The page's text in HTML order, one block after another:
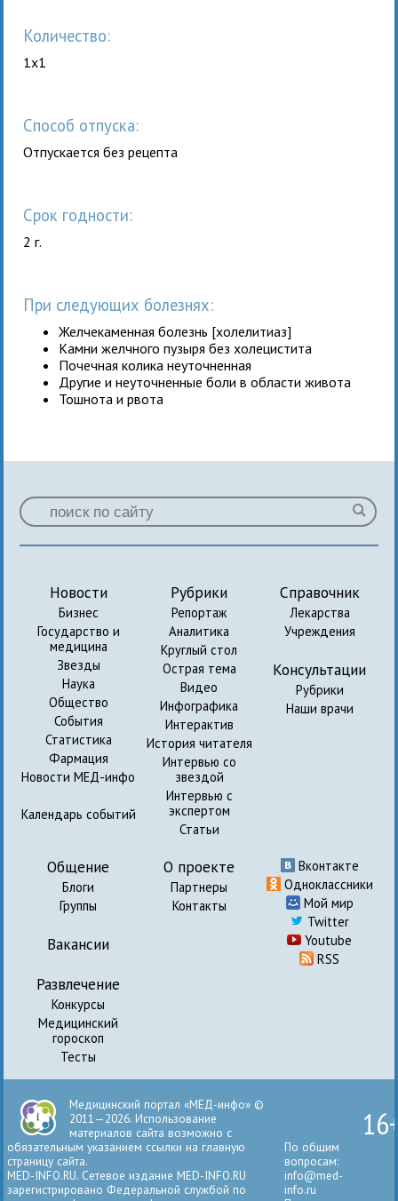
Количество:
1x1
Способ отпуска:
Отпускается без рецепта
Срок годности:
2 г.
При следующих болезнях:
Желчекаменная болезнь [холелитиаз]
Камни желчного пузыря без холецистита
Почечная колика неуточненная
Другие и неуточненные боли в области живота
Тошнота и рвота
Новости
Бизнес
Государство и
медицина
Звезды
Наука
Общество
События
Статистика
Фармация
Новости МЕД-инфо
Календарь событий
Рубрики
Репортаж
Аналитика
Круглый стол
Острая тема
Видео
Инфографика
Интерактив
История читателя
Интервью со
звездой
Интервью с
экспертом
Статьи
Справочник
Лекарства
Учреждения
Консультации
Рубрики
Наши врачи
Общение
Блоги
Группы
Вакансии
Развлечение
Конкурсы
Медицинский
гороскоп
Тесты
О проекте
Партнеры
Контакты
Вконтакте
Одноклассники
Мой мир
Twitter
Youtube
RSS
Медицинский портал «МЕД-инфо» ©
2011—2026. Использование
материалов сайта возможно с
обязательным указанием ссылки на главную
страницу сайта.
MED-INFO.RU. Сетевое издание MED-INFO.RU
зарегистрировано Федеральной службой по
По общим
вопросам:
info@med-
info.ru